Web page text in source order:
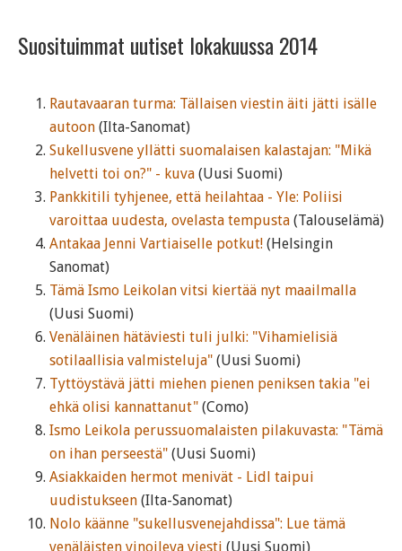
Suosituimmat uutiset lokakuussa 2014
Rautavaaran turma: Tällaisen viestin äiti jätti isälle
autoon (Ilta-Sanomat)
Sukellusvene yllätti suomalaisen kalastajan: "Mikä
helvetti toi on?" - kuva (Uusi Suomi)
Pankkitili tyhjenee, että heilahtaa - Yle: Poliisi
varoittaa uudesta, ovelasta tempusta (Talouselämä)
Antakaa Jenni Vartiaiselle potkut! (Helsingin
Sanomat)
Tämä Ismo Leikolan vitsi kiertää nyt maailmalla
(Uusi Suomi)
Venäläinen hätäviesti tuli julki: "Vihamielisiä
sotilaallisia valmisteluja" (Uusi Suomi)
Tyttöystävä jätti miehen pienen peniksen takia "ei
ehkä olisi kannattanut" (Como)
Ismo Leikola perussuomalaisten pilakuvasta: "Tämä
on ihan perseestä" (Uusi Suomi)
Asiakkaiden hermot menivät - Lidl taipui
uudistukseen (Ilta-Sanomat)
Nolo käänne "sukellusvenejahdissa": Lue tämä
venäläisten vinoileva viesti (Uusi Suomi)